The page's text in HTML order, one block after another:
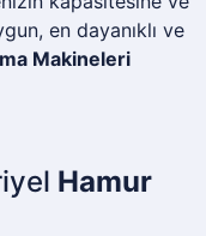
en dayanıklı ve
Makineleri
Hamur